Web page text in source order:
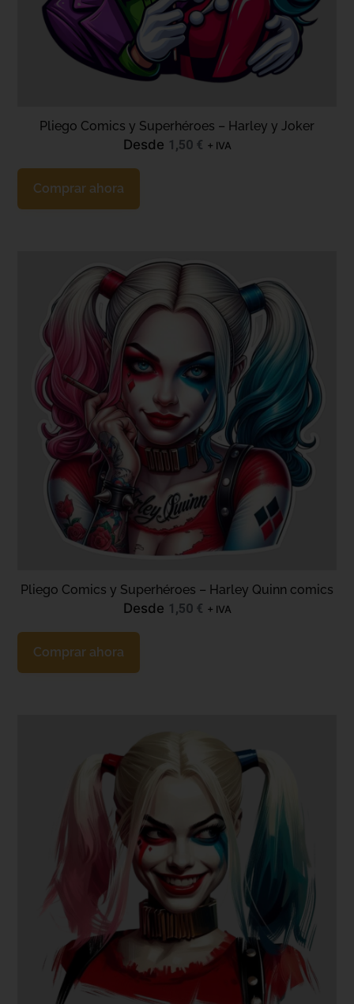
Pliego Comics y Superhéroes – Harley y Joker
Desde 1,50 € + IVA
Comprar ahora
Pliego Comics y Superhéroes – Harley Quinn comics
Desde 1,50 € + IVA
Comprar ahora